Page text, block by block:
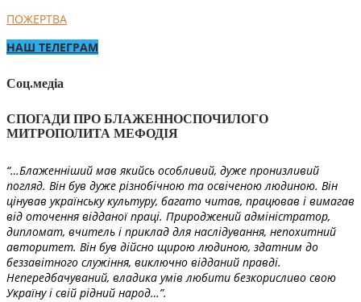
ПОЖЕРТВА
НАШ ТЕЛЕГРАМ
Соц.медіа
СПОГАДИ ПРО БЛАЖЕННОСПОЧИЛОГО
МИТРОПОЛИТА МЕФОДІЯ
“…Блаженніший мав якийсь особливий, дуже пронизливий
погляд. Він був дуже різнобічною та освіченою людиною. Він
цінував українську культуру, багато читав, працював і вимагав
від оточення відданої праці. Природжений адміністратор,
дипломат, вчитель і приклад для наслідування, непохитний
авторитет. Він був дійсно щирою людиною, здатним до
беззавітного служіння, виключно відданий правді.
Непередбачуваний, владика умів любити безкорисливо свою
Україну і свій рідний народ…”.